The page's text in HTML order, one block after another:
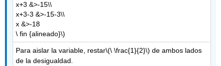
x+3 &>-15\\
x+3-3 &>-15-3\\
x &>-18
\ fin {alineado}\)
Para aislar la variable, restar\(\ \frac{1}{2}\) de ambos lados
de la desigualdad.